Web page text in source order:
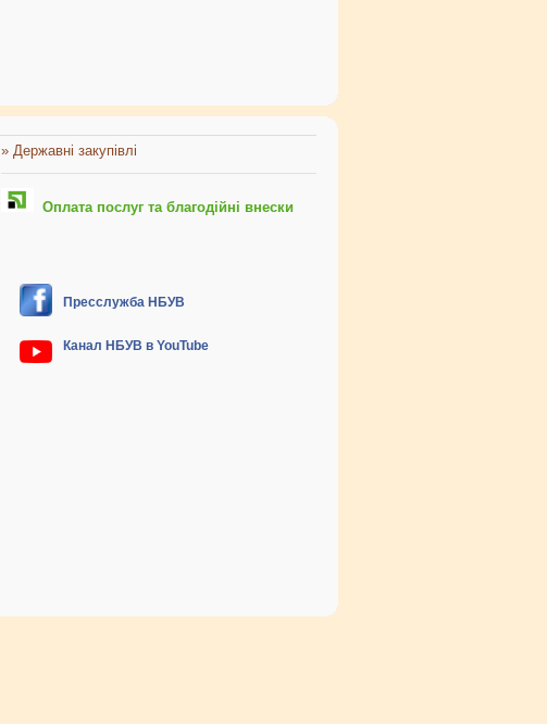
» Державні закупівлі
Оплата послуг та благодійні внески
Пресслужба НБУВ
Канал НБУВ в YouTube